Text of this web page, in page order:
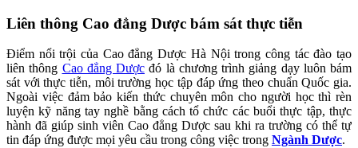
Liên thông Cao đẳng Dược bám sát thực tiễn
Điểm nổi trội của Cao đẳng Dược Hà Nội trong công tác đào tạo
liên thông Cao đẳng Dược đó là chương trình giảng dạy luôn bám
sát với thực tiễn, môi trường học tập đáp ứng theo chuẩn Quốc gia.
Ngoài việc đảm bảo kiến thức chuyên môn cho người học thì rèn
luyện kỹ năng tay nghề bằng cách tổ chức các buổi thực tập, thực
hành đã giúp sinh viên Cao đẳng Dược sau khi ra trường có thể tự
tin đáp ứng được mọi yêu cầu trong công việc trong Ngành Dược.